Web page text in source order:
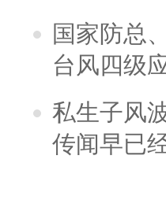
国家防总
台风四级
私生子风
传闻早已